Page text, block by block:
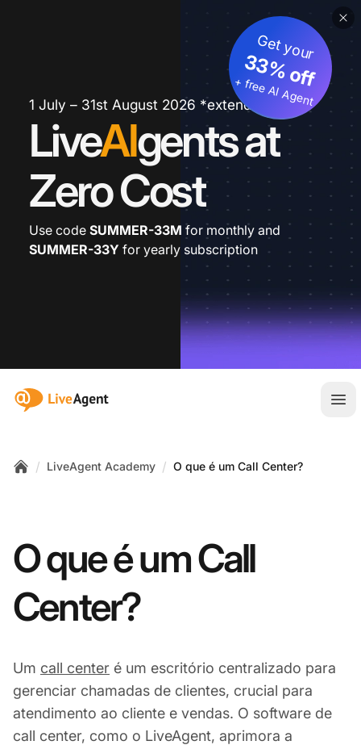
1 July – 31st August 2026 *extended
LiveAIgents at
Zero Cost
Get your
33% off
+ free AI Agent
Use code SUMMER-33M for monthly and
SUMMER-33Y for yearly subscription
:site.title
/ LiveAgent Academy / O que é um Call Center?
O que é um Call
Center?
Um call center é um escritório centralizado para
gerenciar chamadas de clientes, crucial para
atendimento ao cliente e vendas. O software de
call center, como o LiveAgent, aprimora a